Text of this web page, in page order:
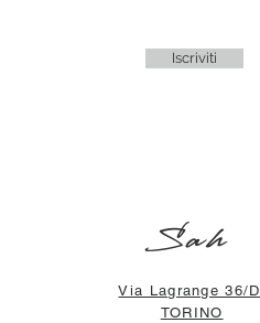
Iscriviti
Sah
Via Lagrange 36/D
TORINO